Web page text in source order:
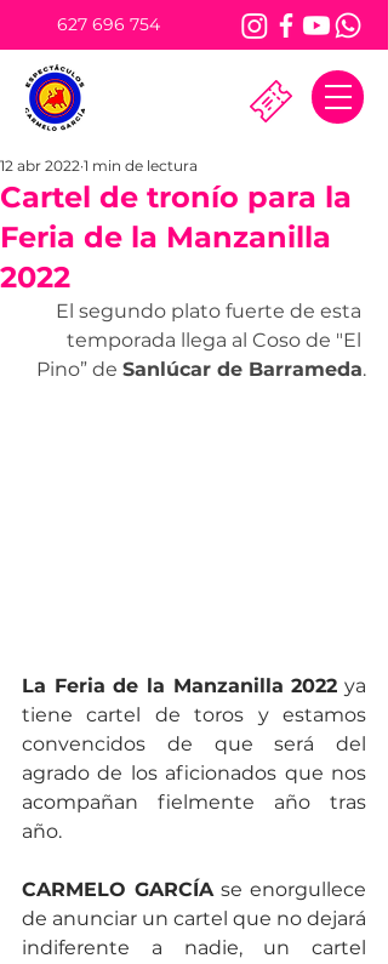
627 696 754
Cartel de tronío para la
Feria de la Manzanilla
2022
12 abr 2022 1 min de lectura
El segundo plato fuerte de esta
temporada llega al Coso de "El
Pino” de Sanlúcar de Barrameda.
La Feria de la Manzanilla 2022 ya
tiene cartel de toros y estamos
convencidos de que será del
agrado de los aficionados que nos
acompañan fielmente año tras
año.
CARMELO GARCÍA se enorgullece
de anunciar un cartel que no dejará
indiferente a nadie, un cartel